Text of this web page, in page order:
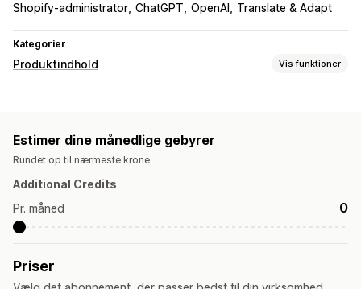
Shopify-administrator ChatGPT OpenAI Translate & Adapt
Kategorier
Produktindhold Vis funktioner
Alternativ tekst Billeder Tags Varianter
Kollektionsbeskrivelser
Generering med kunstig intelligens
Komprimering af billeder
Flere sprog
Estimer dine månedlige gebyrer
Rundet op til nærmeste krone
Additional Credits
Pr. måned
0
Priser